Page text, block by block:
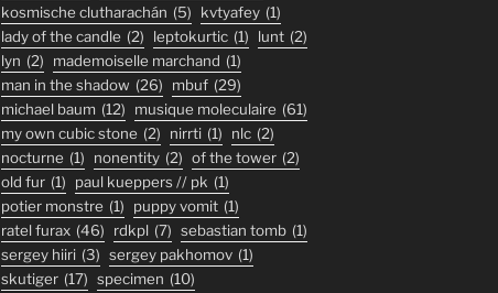
kosmische clutharachán (5) kvtyafey (1)
lady of the candle (2) leptokurtic (1) lunt (2)
lyn (2) mademoiselle marchand (1)
man in the shadow (26) mbuf (29)
michael baum (12) musique moleculaire (61)
my own cubic stone (2) nirrti (1) nlc (2)
nocturne (1) nonentity (2) of the tower (2)
old fur (1) paul kueppers // pk (1)
potier monstre (1) puppy vomit (1)
ratel furax (46) rdkpl (7) sebastian tomb (1)
sergey hiiri (3) sergey pakhomov (1)
skutiger (17) specimen (10)